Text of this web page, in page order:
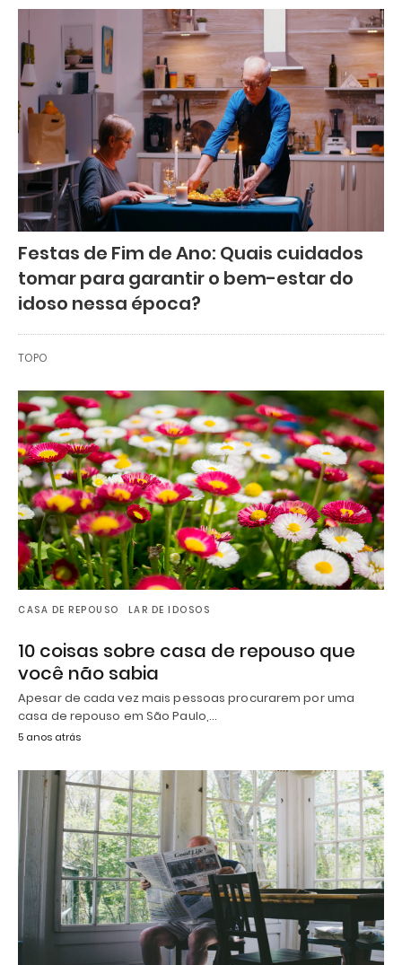
Festas de Fim de Ano: Quais cuidados
tomar para garantir o bem-estar do
idoso nessa época?
TOPO
CASA DE REPOUSO LAR DE IDOSOS
10 coisas sobre casa de repouso que
você não sabia
Apesar de cada vez mais pessoas procurarem por uma
casa de repouso em São Paulo,…
5 anos atrás